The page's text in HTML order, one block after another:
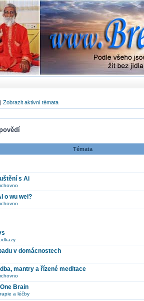
| Zobrazit aktivní témata
Témata
s Ai
o wu wei?
v domácnostech
mantry a řízené meditace
Brain
a léčby